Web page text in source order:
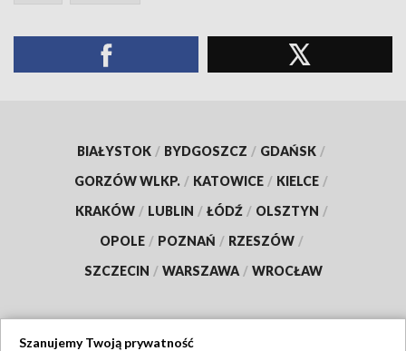
BIAŁYSTOK / BYDGOSZCZ / GDAŃSK /
GORZÓW WLKP. / KATOWICE / KIELCE /
KRAKÓW / LUBLIN / ŁÓDŹ / OLSZTYN /
OPOLE / POZNAŃ / RZESZÓW /
SZCZECIN / WARSZAWA / WROCŁAW
Szanujemy Twoją prywatność